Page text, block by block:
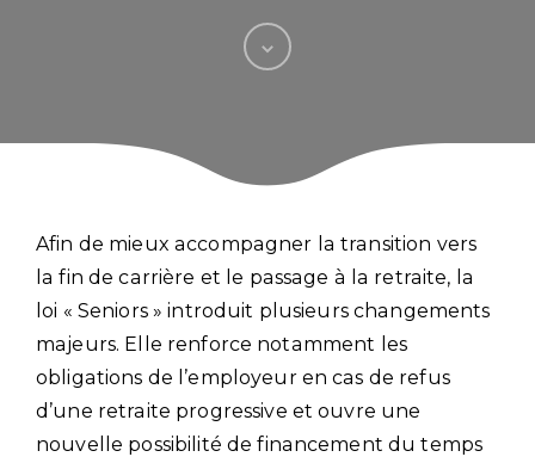
Afin de mieux accompagner la transition vers
la fin de carrière et le passage à la retraite, la
loi « Seniors » introduit plusieurs changements
majeurs. Elle renforce notamment les
obligations de l’employeur en cas de refus
d’une retraite progressive et ouvre une
nouvelle possibilité de financement du temps